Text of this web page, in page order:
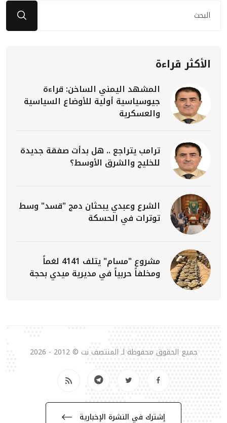
الأكثر قراءة
المشهد اليمني الساخن: قراءة
جيوسياسية أولية للأوضاع السياسية
والعسكرية
ترامب يتراجع .. هل بدأت صفقة جديدة
للخليج والشرق الأوسط؟
الشرع وعبدي يبحثان دمج "قسد" وسط
توترات في الحسكة
مشروع "مسام" يتلف 4141 لغماً
ومخلفاً حربياً في مديرية ميدي بحجة
جميع الحقوق محفوظة لـ المنتصف نت © 2012 - 2026
إشترك في النشرة الإخبارية